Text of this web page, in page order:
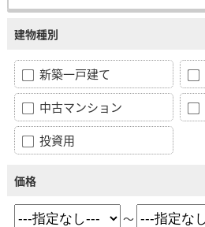
建物種別
新築一戸建て
中古マンション
投資用
価格
～